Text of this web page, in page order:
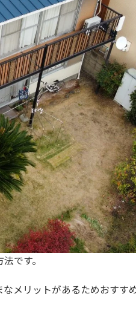
です。
メリットがあるためおすす